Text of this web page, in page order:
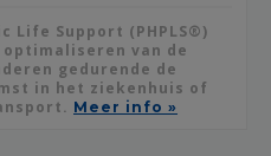
Life Support (PHPLS®)
van de
gedurende de
in het ziekenhuis of
Meer info »